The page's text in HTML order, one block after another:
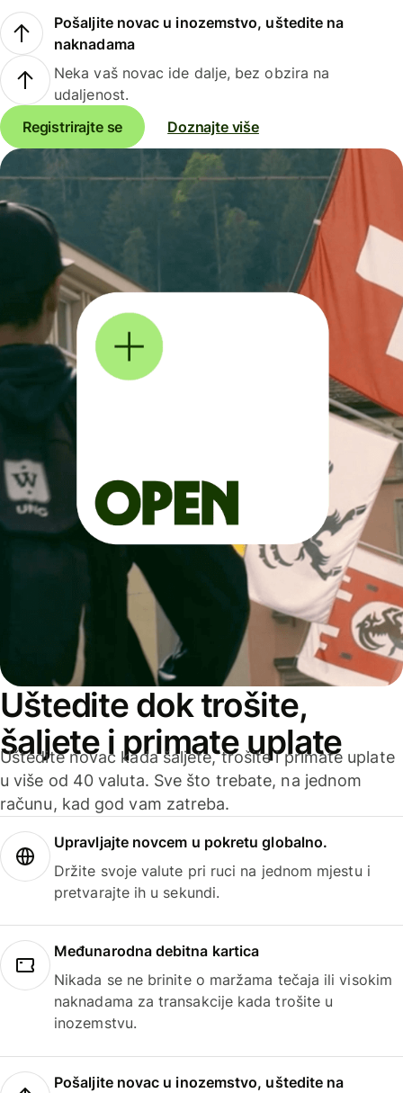
Pošaljite novac u inozemstvo, uštedite na
naknadama
Neka vaš novac ide dalje, bez obzira na
udaljenost.
Registrirajte se
Doznajte više
Uštedite dok trošite,
šaljete i primate uplate
Uštedite novac kada šaljete, trošite i primate uplate
u više od 40 valuta. Sve što trebate, na jednom
računu, kad god vam zatreba.
Upravljajte novcem u pokretu globalno.
Držite svoje valute pri ruci na jednom mjestu i
pretvarajte ih u sekundi.
Međunarodna debitna kartica
Nikada se ne brinite o maržama tečaja ili visokim
naknadama za transakcije kada trošite u
inozemstvu.
Pošaljite novac u inozemstvo, uštedite na